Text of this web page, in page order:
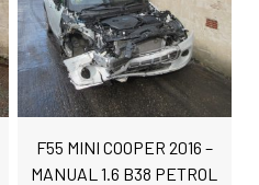
F55 MINI COOPER 2016 –
MANUAL 1.6 B38 PETROL